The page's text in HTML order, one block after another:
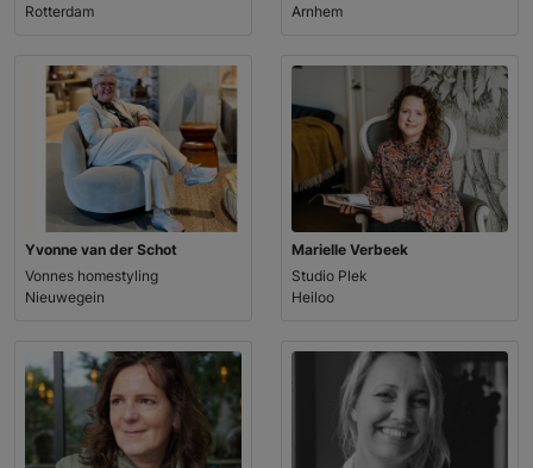
Rotterdam
Arnhem
Yvonne van der Schot
Vonnes homestyling
Nieuwegein
Marielle Verbeek
Studio Plek
Heiloo